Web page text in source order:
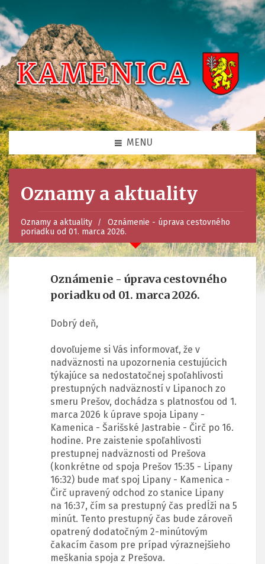
MENU
Oznamy a aktuality
Oznamy a aktuality
Oznámenie - úprava cestovného
poriadku od 01. marca 2026.
Oznámenie - úprava cestovného
poriadku od 01. marca 2026.
Dobrý deň,
dovoľujeme si Vás informovať, že v
nadväznosti na upozornenia cestujúcich
týkajúce sa nedostatočnej spoľahlivosti
prestupných nadväzností v Lipanoch zo
smeru Prešov, dochádza s platnosťou od 1.
marca 2026 k úprave spoja Lipany -
Kamenica - Šarišské Jastrabie - Čirč po 16.
hodine. Pre zaistenie spoľahlivosti
prestupnej nadväznosti od Prešova
(konkrétne od spoja Prešov 15:35 - Lipany
16:32) bude mať spoj Lipany - Kamenica -
Čirč upravený odchod zo stanice Lipany
na 16:37, čím sa prestupný čas predĺži na 5
minút. Tento prestupný čas bude zároveň
opatrený dodatočným 2-minútovým
čakacím časom pre prípad výraznejšieho
meškania spoja z Prešova.